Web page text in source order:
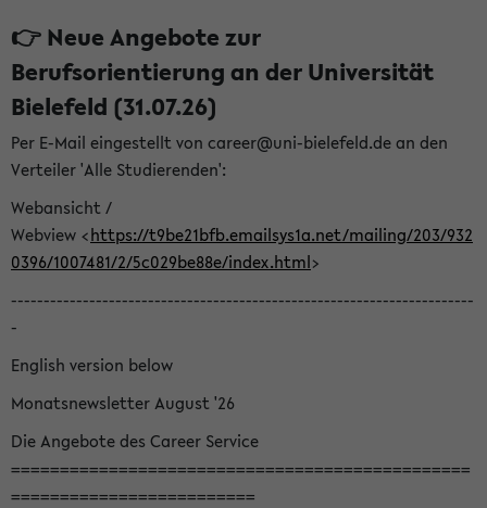
👉 Neue Angebote zur
Berufsorientierung an der Universität
Bielefeld (31.07.26)
Per E-Mail eingestellt von career@uni-bielefeld.de an den
Verteiler 'Alle Studierenden':
Webansicht /
Webview <https://t9be21bfb.emailsys1a.net/mailing/203/932
0396/1007481/2/5c029be88e/index.html>
-----------------------------------------------------------------------
-
English version below
Monatsnewsletter August '26
Die Angebote des Career Service
===============================================
=========================